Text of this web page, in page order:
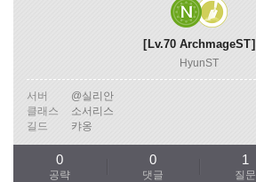
Lv.70 ArchmageST
HyunST
서버
@실리안
클래스
소서리스
길드
캬옹
공략
0
댓글
0
질문
1